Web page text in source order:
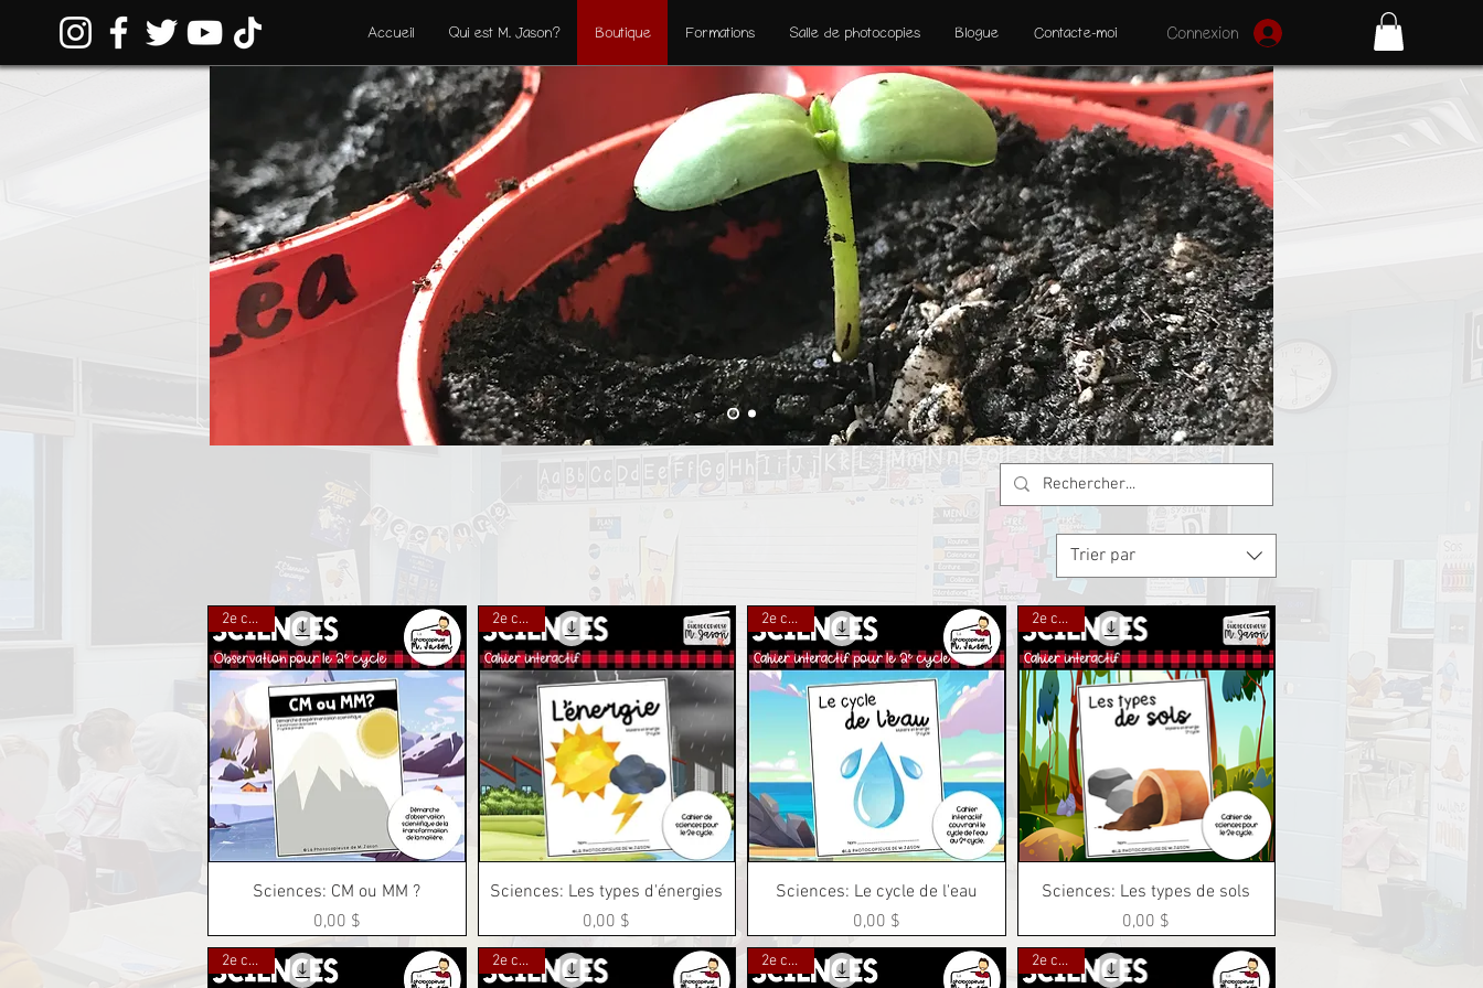
Accueil Qui est M. Jason? Boutique Formations Salle de photocopies Blogue Contacte-moi Connexion
Sciences
Trier par
Aperçu rapide
2e cycle
Sciences: CM ou MM ?
Prix
0,00 $
Aperçu rapide
2e cycle
Sciences: Les types d'énergies
Prix
0,00 $
Aperçu rapide
2e cycle
Sciences: Le cycle de l'eau
Prix
0,00 $
Aperçu rapide
2e cycle
Sciences: Les types de sols
Prix
0,00 $
2e cycle 2e cycle 2e cycle 2e cycle